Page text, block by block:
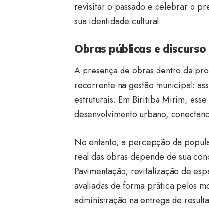
revisitar o passado e celebrar o
sua identidade cultural.
Obras públicas e
A presença de obras dentro da
recorrente na gestão municipal:
estruturais. Em Biritiba Mirim,
desenvolvimento urbano,
No entanto, a percepção da
real das obras depende de sua
Pavimentação, revitalização de
avaliadas de forma prática pelos
administração na entrega de